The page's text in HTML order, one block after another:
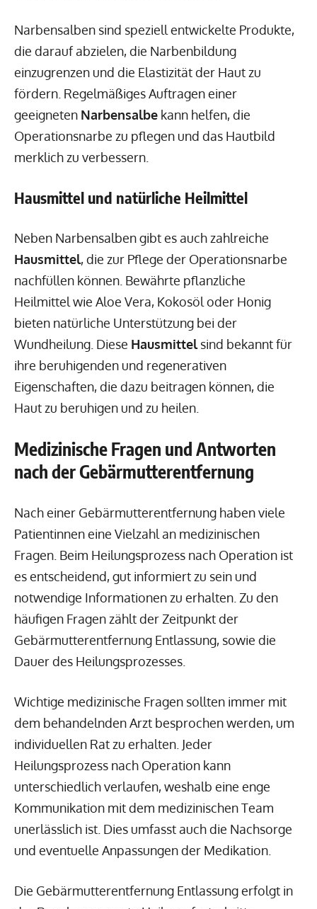
Narbensalben sind speziell entwickelte Produkte,
die darauf abzielen, die Narbenbildung
einzugrenzen und die Elastizität der Haut zu
fördern. Regelmäßiges Auftragen einer
geeigneten Narbensalbe kann helfen, die
Operationsnarbe zu pflegen und das Hautbild
merklich zu verbessern.
Hausmittel und natürliche Heilmittel
Neben Narbensalben gibt es auch zahlreiche
Hausmittel, die zur Pflege der Operationsnarbe
nachfüllen können. Bewährte pflanzliche
Heilmittel wie Aloe Vera, Kokosöl oder Honig
bieten natürliche Unterstützung bei der
Wundheilung. Diese Hausmittelsind bekannt für
ihre beruhigenden und regenerativen
Eigenschaften, die dazu beitragen können, die
Haut zu beruhigen und zu heilen.
Medizinische Fragen und Antworten
nach der Gebärmutterentfernung
Nach einer Gebärmutterentfernung haben viele
Patientinnen eine Vielzahl an medizinischen
Fragen. Beim Heilungsprozess nach Operation ist
es entscheidend, gut informiert zu sein und
notwendige Informationen zu erhalten. Zu den
häufigen Fragen zählt der Zeitpunkt der
Gebärmutterentfernung Entlassung, sowie die
Dauer des Heilungsprozesses.
Wichtige medizinische Fragen sollten immer mit
dem behandelnden Arzt besprochen werden, um
individuellen Rat zu erhalten. Jeder
Heilungsprozess nach Operation kann
unterschiedlich verlaufen, weshalb eine enge
Kommunikation mit dem medizinischen Team
unerlässlich ist. Dies umfasst auch die Nachsorge
und eventuelle Anpassungen der Medikation.
Die Gebärmutterentfernung Entlassung erfolgt in